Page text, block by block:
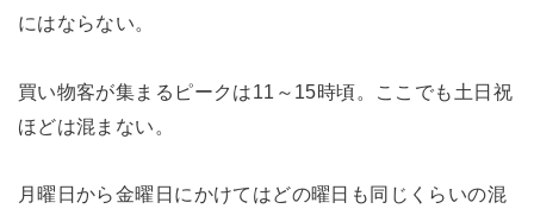
にはならない。
買い物客が集まるピークは11～15時頃。ここでも土日祝
ほどは混まない。
月曜日から金曜日にかけてはどの曜日も同じくらいの混